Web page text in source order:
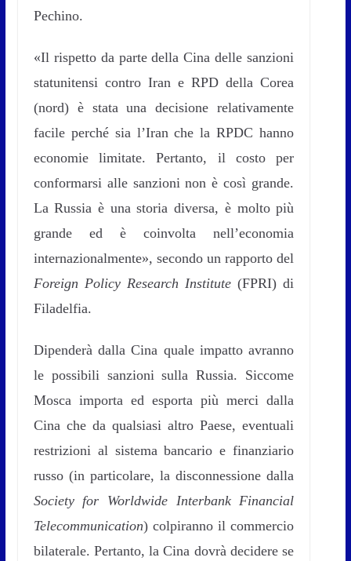
Pechino.
«Il rispetto da parte della Cina delle sanzioni
statunitensi contro Iran e RPD della Corea
(nord) è stata una decisione relativamente
facile perché sia l’Iran che la RPDC hanno
economie limitate. Pertanto, il costo per
conformarsi alle sanzioni non è così grande.
La Russia è una storia diversa, è molto più
grande ed è coinvolta nell’economia
internazionalmente», secondo un rapporto del
Foreign Policy Research Institute (FPRI) di
Filadelfia.
Dipenderà dalla Cina quale impatto avranno
le possibili sanzioni sulla Russia. Siccome
Mosca importa ed esporta più merci dalla
Cina che da qualsiasi altro Paese, eventuali
restrizioni al sistema bancario e finanziario
russo (in particolare, la disconnessione dalla
Society for Worldwide Interbank Financial
Telecommunication) colpiranno il commercio
bilaterale. Pertanto, la Cina dovrà decidere se